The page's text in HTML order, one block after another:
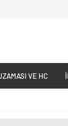
VE HC